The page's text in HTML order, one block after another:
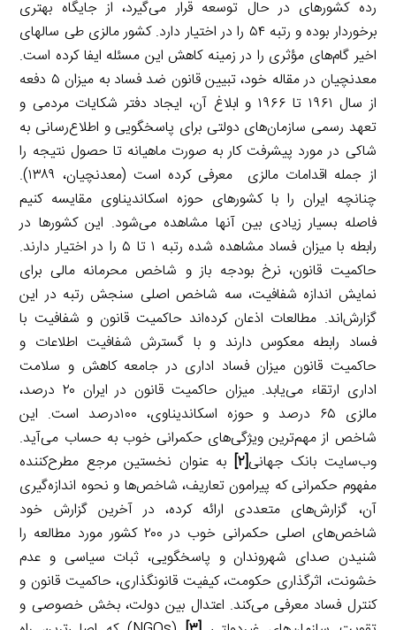
رده کشورهای در حال توسعه قرار می‌گیرد، از جایگاه بهتری
برخوردار بوده و رتبه ۵۴ را در اختیار دارد. کشور مالزی طی سالهای
اخیر گام‌های مؤثری را در زمینه کاهش این مسئله ایفا کرده است.
معدنچیان در مقاله خود، تبیین قانون ضد فساد به میزان ۵ دفعه
از سال ۱۹۶۱ تا ۱۹۶۶ و ابلاغ آن، ایجاد دفتر شکایات مردمی و
تعهد رسمی سازمان‌های دولتی برای پاسخگویی و اطلاع‌رسانی به
شاکی در مورد پیشرفت کار به صورت ماهیانه تا حصول نتیجه را
از جمله اقدامات مالزی معرفی کرده است (معدنچیان، ۱۳۸۹).
چنانچه ایران را با کشورهای حوزه اسکاندیناوی مقایسه کنیم
فاصله بسیار زیادی بین آنها مشاهده می‌شود. این کشورها در
رابطه با میزان فساد مشاهده شده رتبه ۱ تا ۵ را در اختیار دارند.
حاکمیت قانون، نرخ بودجه باز و شاخص محرمانه مالی برای
نمایش اندازه شفافیت، سه شاخص اصلی سنجش رتبه در این
گزارش‌اند. مطالعات اذعان کرده‌اند حاکمیت قانون و شفافیت با
فساد رابطه معکوس دارند و با گسترش شفافیت اطلاعات و
حاکمیت قانون میزان فساد اداری در جامعه کاهش و سلامت
اداری ارتقاء می‌یابد. میزان حاکمیت قانون در ایران ۲۰ درصد،
مالزی ۶۵ درصد و حوزه اسکاندیناوی، ۱۰۰درصد است. این
شاخص از مهم‌ترین ویژگی‌های حکمرانی خوب به حساب می‌آید.
وب‌سایت بانک جهانی[۲]
به عنوان نخستین مرجع مطرح‌کننده
مفهوم حکمرانی که پیرامون تعاریف، شاخص‌ها و نحوه اندازه‌گیری
آن، گزارش‌های متعددی ارائه کرده، در آخرین گزارش خود
شاخص‌های اصلی حکمرانی خوب در ۲۰۰ کشور مورد مطالعه را
شنیدن صدای شهروندان و پاسخگویی، ثبات سیاسی و عدم
خشونت، اثرگذاری حکومت، کیفیت قانونگذاری، حاکمیت قانون و
کنترل فساد معرفی می‌کند. اعتدال بین دولت، بخش خصوصی و